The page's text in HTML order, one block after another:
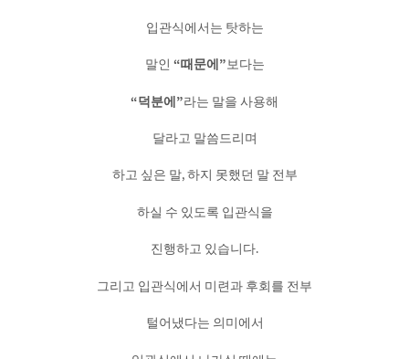
입관식에서는 탓하는
말인 “때문에”보다는
“덕분에”라는 말을 사용해
달라고 말씀드리며
하고 싶은 말, 하지 못했던 말 전부
하실 수 있도록 입관식을
진행하고 있습니다.
그리고 입관식에서 미련과 후회를 전부
털어냈다는 의미에서